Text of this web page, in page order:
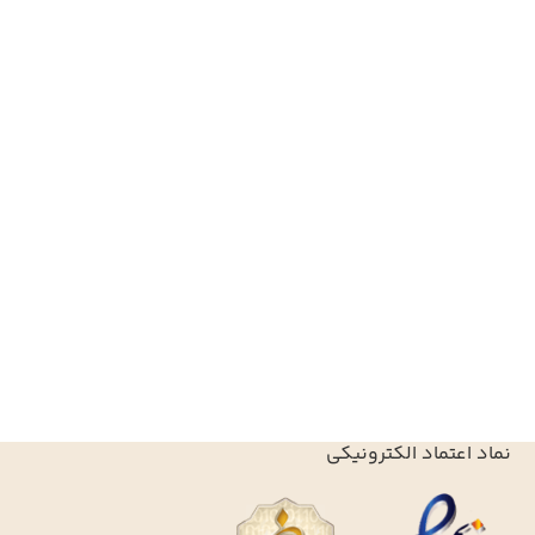
نماد اعتماد الکترونیکی